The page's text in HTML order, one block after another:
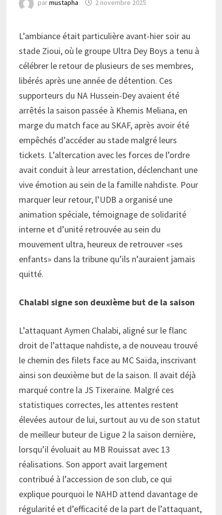
parmustapha 2 novembre 2025
L’ambiance était particulière avant-hier soir au
stade Zioui, où le groupe Ultra Dey Boys a tenu à
célébrer le retour de plusieurs de ses membres,
libérés après une année de détention. Ces
supporteurs du NA Hussein-Dey avaient été
arrêtés la saison passée à Khemis Meliana, en
marge du match face au SKAF, après avoir été
empêchés d’accéder au stade malgré leurs
tickets. L’altercation avec les forces de l’ordre
avait conduit à leur arrestation, déclenchant une
vive émotion au sein de la famille nahdiste. Pour
marquer leur retour, l’UDB a organisé une
animation spéciale, témoignage de solidarité
interne et d’unité retrouvée au sein du
mouvement ultra, heureux de retrouver «ses
enfants» dans la tribune qu’ils n’auraient jamais
quitté.
Chalabi signe son deuxième but de la saison
L’attaquant Aymen Chalabi, aligné sur le flanc
droit de l’attaque nahdiste, a de nouveau trouvé
le chemin des filets face au MC Saïda, inscrivant
ainsi son deuxième but de la saison. Il avait déjà
marqué contre la JS Tixeraïne. Malgré ces
statistiques correctes, les attentes restent
élevées autour de lui, surtout au vu de son statut
de meilleur buteur de Ligue 2 la saison dernière,
lorsqu’il évoluait au MB Rouissat avec 13
réalisations. Son apport avait largement
contribué à l’accession de son club, ce qui
explique pourquoi le NAHD attend davantage de
régularité et d’efficacité de la part de l’attaquant,